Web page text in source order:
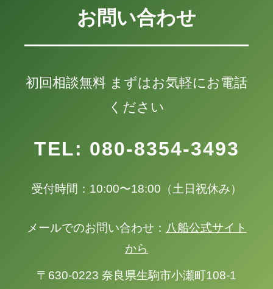
お問い合わせ
初回相談無料 まずはお気軽にお電話
ください
TEL: 080-8354-3493
受付時間：10:00〜18:00（土日祝休み）
メールでのお問い合わせ： 八船公式サイト
から
〒630-0223 奈良県生駒市小瀬町108-1